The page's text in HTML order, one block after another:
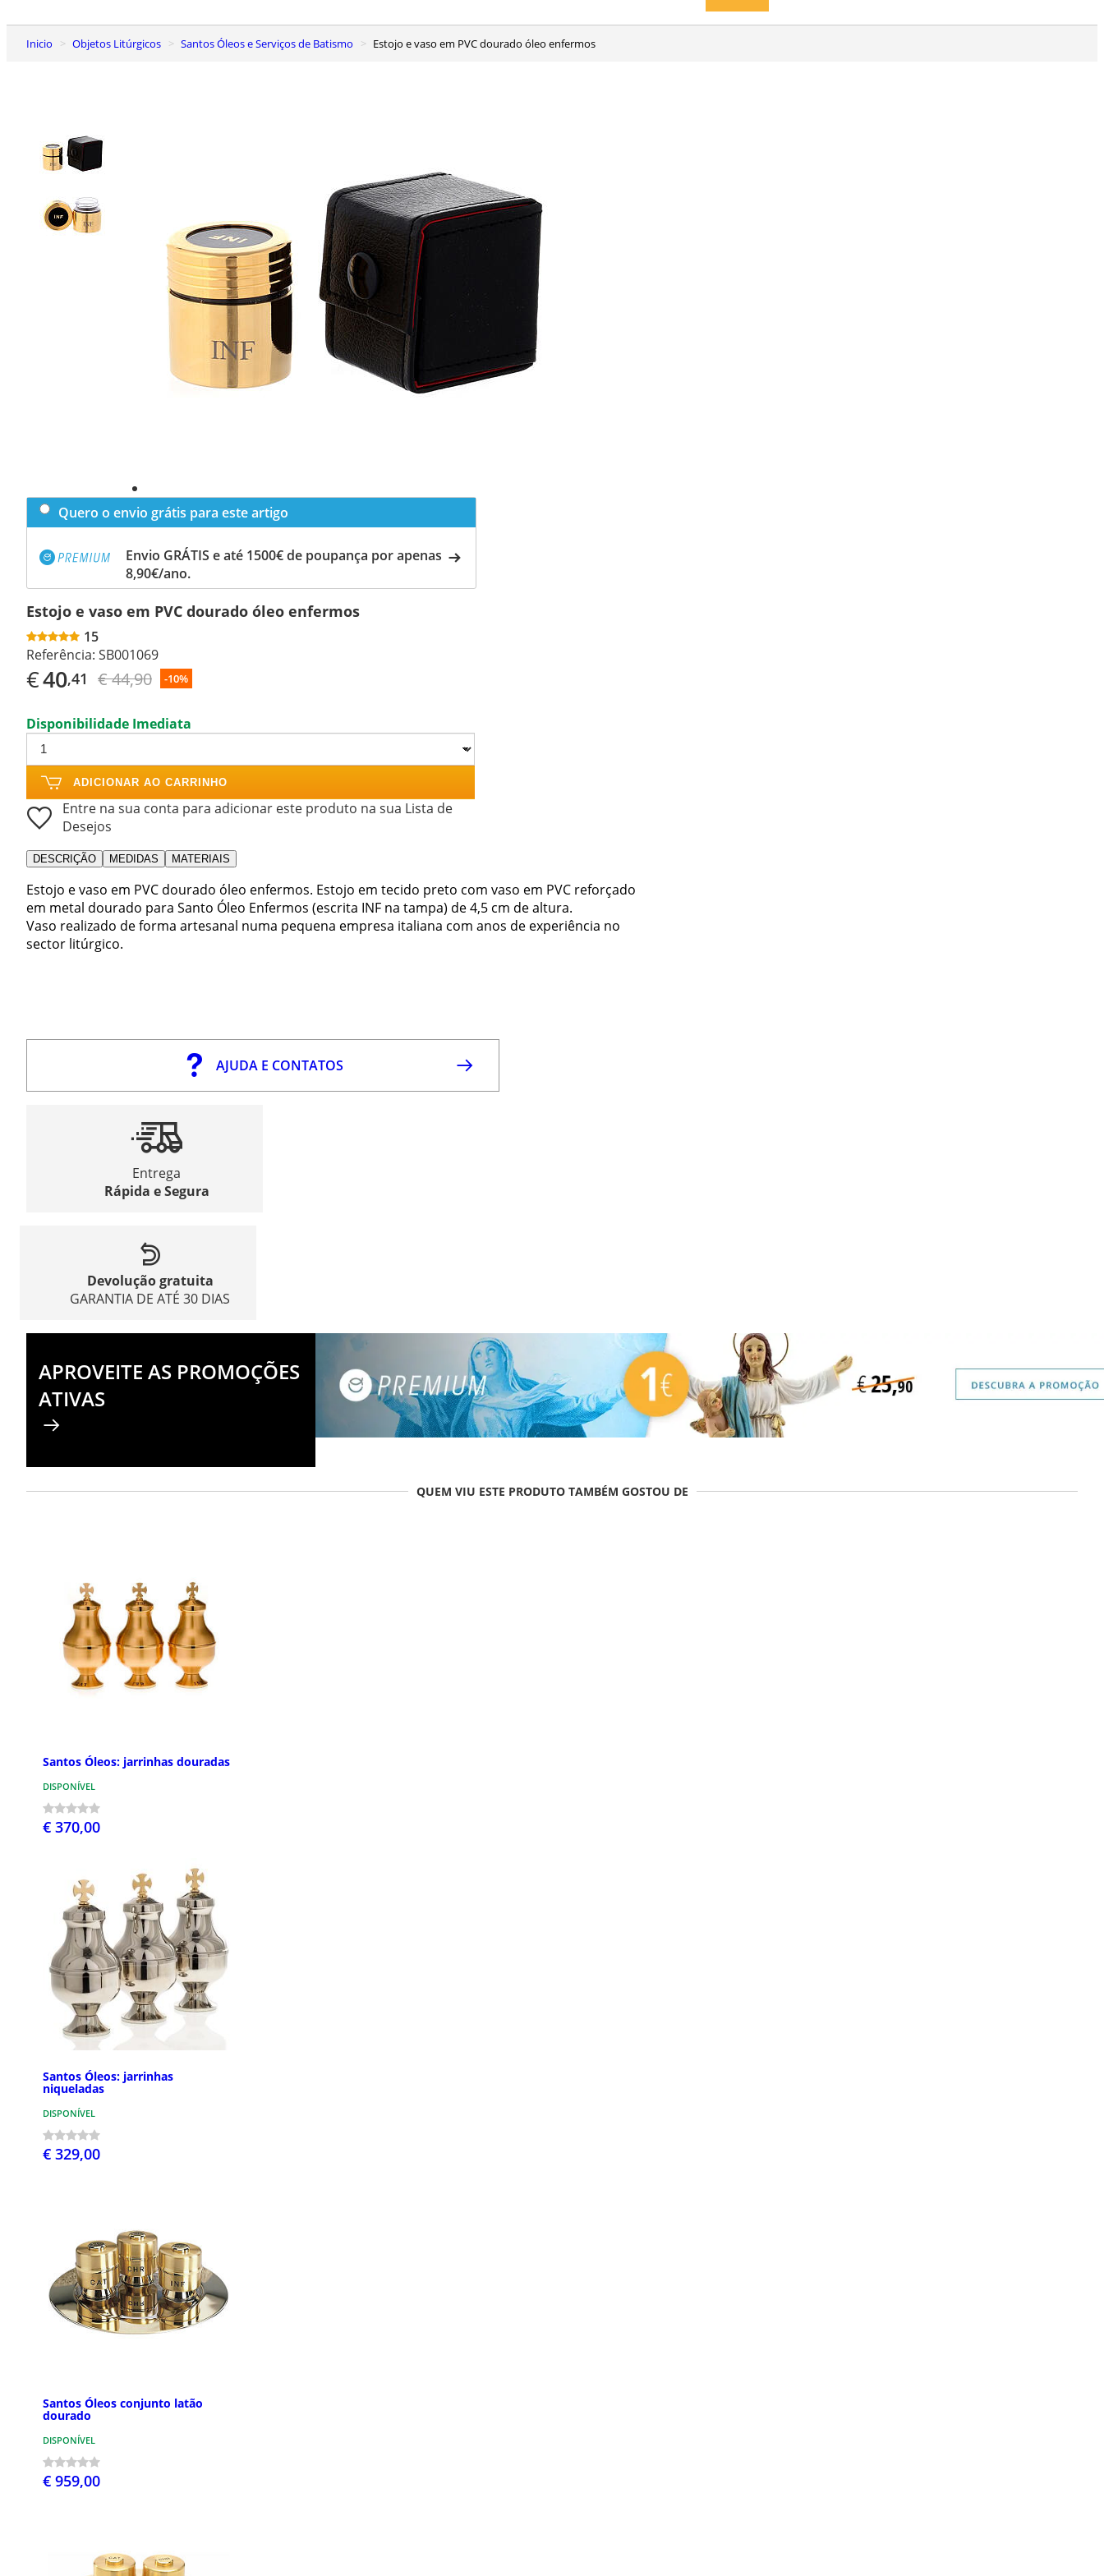
Inicio Objetos Litúrgicos Santos Óleos e Serviços de Batismo Estojo e vaso em PVC dourado óleo enfermos
Quero o envio grátis para este artigo
Envio GRÁTIS e até 1500€ de poupança por apenas
8,90€/ano.
Estojo e vaso em PVC dourado óleo enfermos
15
Referência: SB001069
€40,41 € 44,90 -10%
Disponibilidade Imediata
ADICIONAR AO CARRINHO
Entre na sua conta para adicionar este produto na sua Lista de
Desejos
DESCRIÇÃO MEDIDAS MATERIAIS
Estojo e vaso em PVC dourado óleo enfermos. Estojo em tecido preto com vaso em PVC reforçado
em metal dourado para Santo Óleo Enfermos (escrita INF na tampa) de 4,5 cm de altura.
Vaso realizado de forma artesanal numa pequena empresa italiana com anos de experiência no
sector litúrgico.
AJUDA E CONTATOS
Entrega
Rápida e Segura
Devolução gratuita
GARANTIA DE ATÉ 30 DIAS
APROVEITE AS PROMOÇÕES
ATIVAS
QUEM VIU ESTE PRODUTO TAMBÉM GOSTOU DE
Santos Óleos: jarrinhas douradas
DISPONÍVEL
€ 370,00
Santos Óleos: jarrinhas
niqueladas
DISPONÍVEL
€ 329,00
Santos Óleos conjunto latão
dourado
DISPONÍVEL
€ 959,00